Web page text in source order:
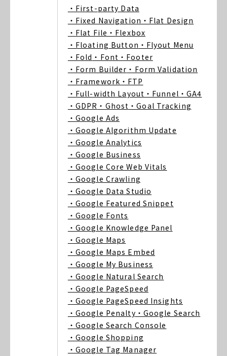
・First-party Data
・Fixed Navigation ・Flat Design
・Flat File ・Flexbox
・Floating Button ・Flyout Menu
・Fold ・Font ・Footer
・Form Builder ・Form Validation
・Framework ・FTP
・Full-width Layout ・Funnel ・GA4
・GDPR ・Ghost ・Goal Tracking
・Google Ads
・Google Algorithm Update
・Google Analytics
・Google Business
・Google Core Web Vitals
・Google Crawling
・Google Data Studio
・Google Featured Snippet
・Google Fonts
・Google Knowledge Panel
・Google Maps
・Google Maps Embed
・Google My Business
・Google Natural Search
・Google PageSpeed
・Google PageSpeed Insights
・Google Penalty ・Google Search
・Google Search Console
・Google Shopping
・Google Tag Manager